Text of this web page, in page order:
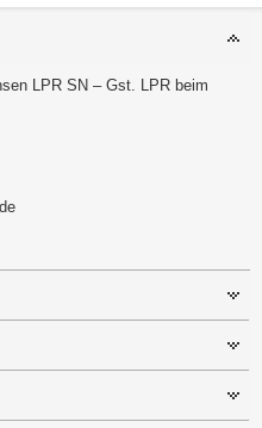
LPR SN – Gst. LPR beim